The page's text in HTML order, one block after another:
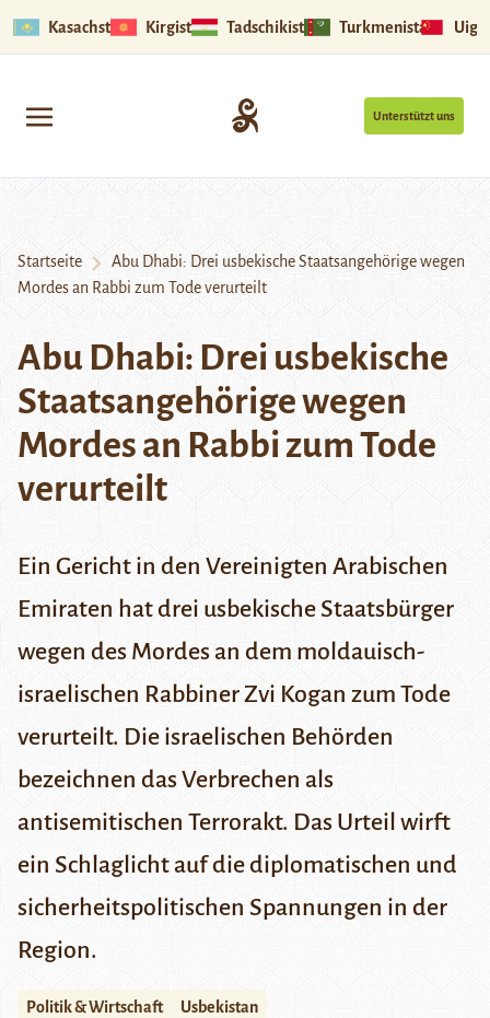
Kasachstan Kirgistan Tadschikistan Turkmenistan
Unterstützt uns
Startseite
Abu Dhabi: Drei usbekische Staatsangehörige wegen
Mordes an Rabbi zum Tode verurteilt
Abu Dhabi: Drei usbekische
Staatsangehörige wegen
Mordes an Rabbi zum Tode
verurteilt
Ein Gericht in den Vereinigten Arabischen
Emiraten hat drei usbekische Staatsbürger
wegen des Mordes an dem moldauisch-
israelischen Rabbiner Zvi Kogan zum Tode
verurteilt. Die israelischen Behörden
bezeichnen das Verbrechen als
antisemitischen Terrorakt. Das Urteil wirft
ein Schlaglicht auf die diplomatischen und
sicherheitspolitischen Spannungen in der
Region.
Politik & Wirtschaft
Usbekistan